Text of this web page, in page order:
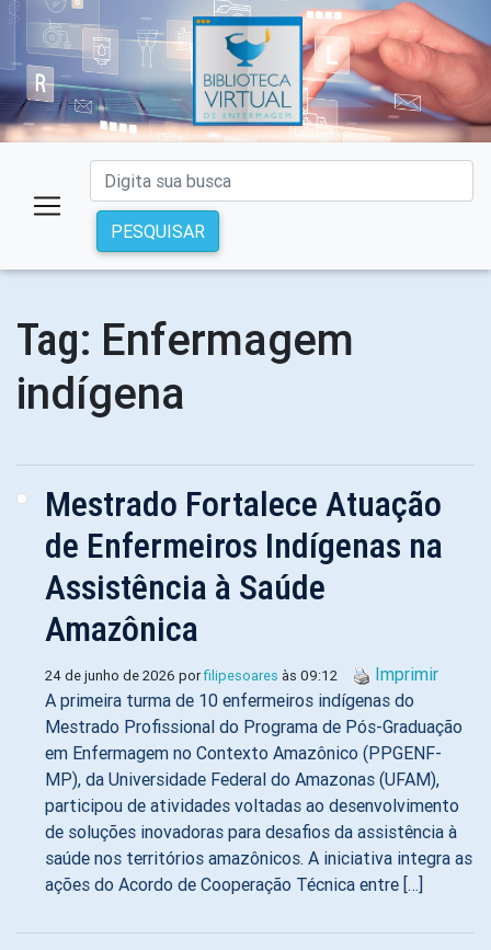
PESQUISAR
Tag: Enfermagem
indígena
Mestrado Fortalece Atuação
de Enfermeiros Indígenas na
Assistência à Saúde
Amazônica
24 de junho de 2026 porfilipesoares às 09:12
Imprimir
A primeira turma de 10 enfermeiros indígenas do
Mestrado Profissional do Programa de Pós-Graduação
em Enfermagem no Contexto Amazônico (PPGENF-
MP), da Universidade Federal do Amazonas (UFAM),
participou de atividades voltadas ao desenvolvimento
de soluções inovadoras para desafios da assistência à
saúde nos territórios amazônicos. A iniciativa integra as
ações do Acordo de Cooperação Técnica entre […]